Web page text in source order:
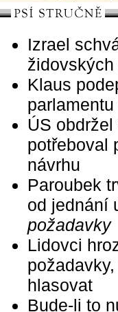
Izrael
Klaus
ÚS
potřeboval
návrhu
Paroubek
od jednání
požadavky
Lidovci
hlasovat
Bude-li to